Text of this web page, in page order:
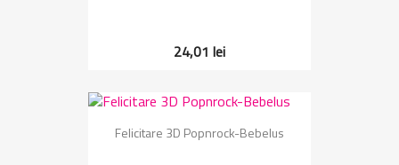
24,01 lei
Felicitare 3D Popnrock-Bebelus